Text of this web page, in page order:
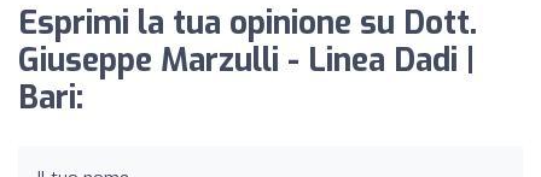
Esprimi la tua opinione su Dott.
Giuseppe Marzulli - Linea Dadi |
Bari: